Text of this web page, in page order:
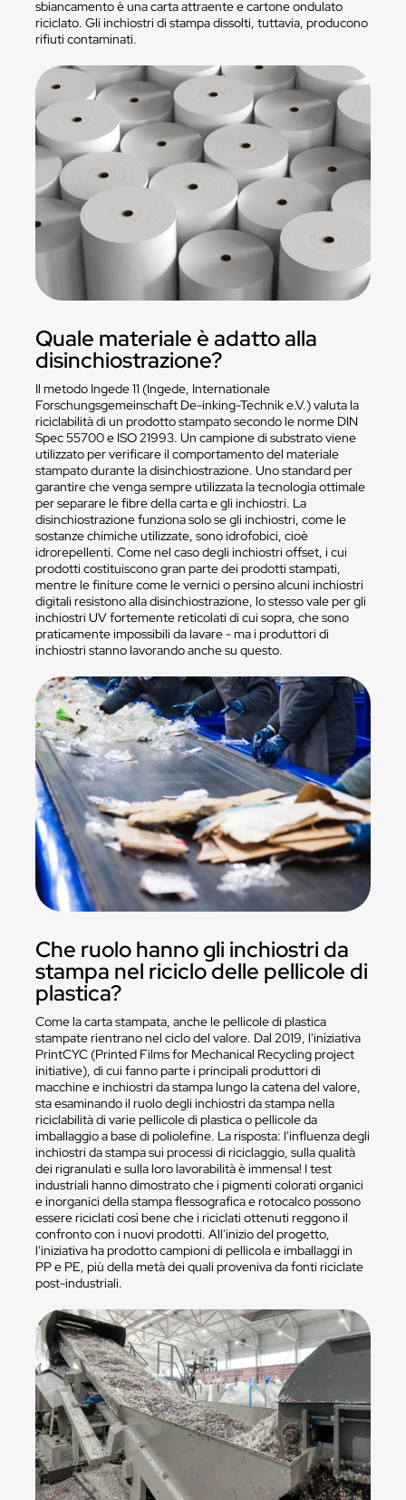
sbiancamento è una carta attraente e cartone ondulato
riciclato. Gli inchiostri di stampa dissolti, tuttavia, producono
rifiuti contaminati.
Quale materiale è adatto alla
disinchiostrazione?
Il metodo Ingede 11 (Ingede, Internationale
Forschungsgemeinschaft De-inking-Technik e.V.) valuta la
riciclabilità di un prodotto stampato secondo le norme DIN
Spec 55700 e ISO 21993. Un campione di substrato viene
utilizzato per verificare il comportamento del materiale
stampato durante la disinchiostrazione. Uno standard per
garantire che venga sempre utilizzata la tecnologia ottimale
per separare le fibre della carta e gli inchiostri. La
disinchiostrazione funziona solo se gli inchiostri, come le
sostanze chimiche utilizzate, sono idrofobici, cioè
idrorepellenti. Come nel caso degli inchiostri offset, i cui
prodotti costituiscono gran parte dei prodotti stampati,
mentre le finiture come le vernici o persino alcuni inchiostri
digitali resistono alla disinchiostrazione, lo stesso vale per gli
inchiostri UV fortemente reticolati di cui sopra, che sono
praticamente impossibili da lavare - ma i produttori di
inchiostri stanno lavorando anche su questo.
Che ruolo hanno gli inchiostri da
stampa nel riciclo delle pellicole di
plastica?
Come la carta stampata, anche le pellicole di plastica
stampate rientrano nel ciclo del valore. Dal 2019, l'iniziativa
PrintCYC (Printed Films for Mechanical Recycling project
initiative), di cui fanno parte i principali produttori di
macchine e inchiostri da stampa lungo la catena del valore,
sta esaminando il ruolo degli inchiostri da stampa nella
riciclabilità di varie pellicole di plastica o pellicole da
imballaggio a base di poliolefine. La risposta: l'influenza degli
inchiostri da stampa sui processi di riciclaggio, sulla qualità
dei rigranulati e sulla loro lavorabilità è immensa! I test
industriali hanno dimostrato che i pigmenti colorati organici
e inorganici della stampa flessografica e rotocalco possono
essere riciclati così bene che i riciclati ottenuti reggono il
confronto con i nuovi prodotti. All'inizio del progetto,
l'iniziativa ha prodotto campioni di pellicola e imballaggi in
PP e PE, più della metà dei quali proveniva da fonti riciclate
post-industriali.